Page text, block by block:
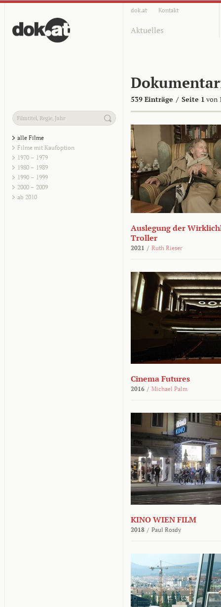
dok.at Kontakt
Aktuelles
539 Einträge / Seite 1 von
alle Filme
Filme mit Kaufoption
1970 – 1979
1980 – 1989
1990 – 1999
2000 – 2009
ab 2010
Auslegung der
Troller
2021 / Ruth Rieser
Cinema Futures
2016 / Michael Palm
KINO WIEN FILM
2018 / Paul Rosdy